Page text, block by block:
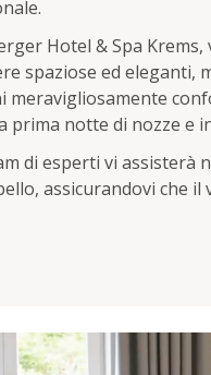
Hotel & Spa
spaziose ed
meravigliosamente
prima notte di nozze e
di esperti vi assisterà
assicurandovi che